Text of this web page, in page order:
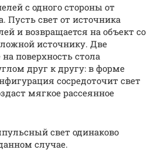
с одного стороны от
Пусть свет от источника
и возвращается на объект со
источнику. Две
поверхность стола
друг к другу: в форме
сосредоточит свет
мягкое рассеянное
свет одинаково
случае.